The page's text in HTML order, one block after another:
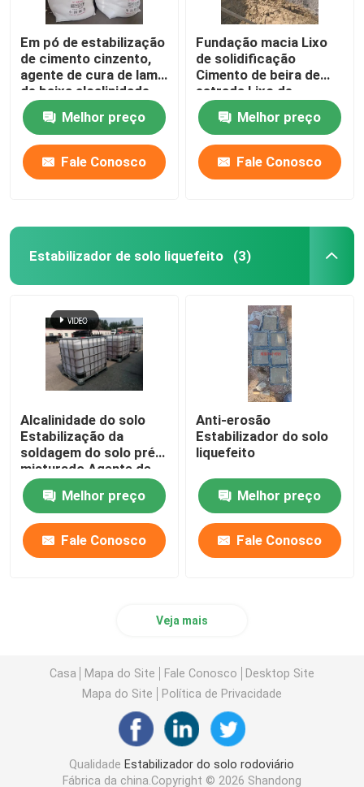
Em pó de estabilização
de cimento cinzento,
agente de cura de lama
de baixa alcalinidade
Melhor preço
Fale Conosco
Fundação macia Lixo
de solidificação
Cimento de beira de
estrada Lixo de
estabilização em pó
Melhor preço
Fale Conosco
Estabilizador de solo liquefeito (3)
Alcalinidade do solo
Estabilização da
soldagem do solo pré-
misturado Agente de
reabastecimento
solidificadoMelhor preço
Fale Conosco
Anti-erosão
Estabilizador do solo
liquefeito
Melhor preço
Fale Conosco
Veja mais
Casa Mapa do Site Fale Conosco
Desktop Site
Mapa do Site
Política de Privacidade
Qualidade Estabilizador do solo rodoviário
Fábrica da china.Copyright © 2026 Shandong